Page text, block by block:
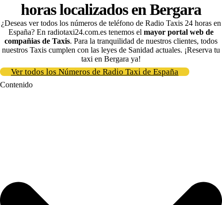
horas localizados en Bergara
¿Deseas ver todos los números de teléfono de Radio Taxis 24 horas en
España? En radiotaxi24.com.es tenemos el mayor portal web de
compañias de Taxis. Para la tranquilidad de nuestros clientes, todos
nuestros Taxis cumplen con las leyes de Sanidad actuales. ¡Reserva tu
taxi en Bergara ya!
Ver todos los Números de Radio Taxi de España
Contenido